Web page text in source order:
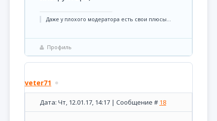
Даже у плохого модератора есть свои плюсы...
Профиль
veter71
Дата: Чт, 12.01.17, 14:17 | Сообщение # 18